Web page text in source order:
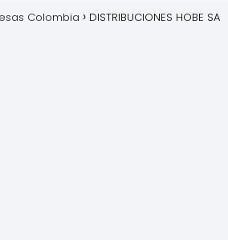
Colombia DISTRIBUCIONES HOBE SA